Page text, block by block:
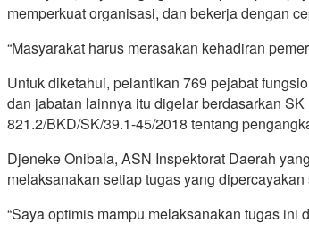
memperkuat organisasi, dan bekerja dengan
“Masyarakat harus merasakan kehadiran
Untuk diketahui, pelantikan 769 pejabat
dan jabatan lainnya itu digelar berdasarkan
821.2/BKD/SK/39.1-45/2018 tentang
Djeneke Onibala, ASN Inspektorat Daerah
melaksanakan setiap tugas yang
“Saya optimis mampu melaksanakan tugas ini